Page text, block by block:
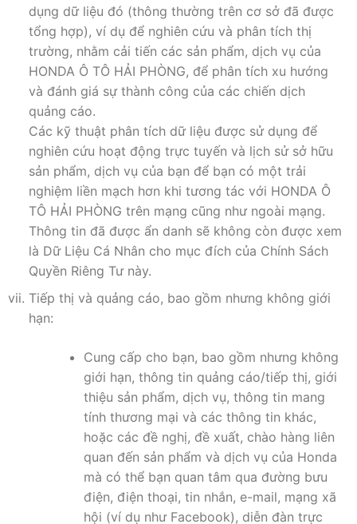
dụng dữ liệu đó (thông thường trên cơ sở đã được
tổng hợp), ví dụ để nghiên cứu và phân tích thị
trường, nhằm cải tiến các sản phẩm, dịch vụ của
HONDA Ô TÔ HẢI PHÒNG, để phân tích xu hướng
và đánh giá sự thành công của các chiến dịch
quảng cáo.
Các kỹ thuật phân tích dữ liệu được sử dụng để
nghiên cứu hoạt động trực tuyến và lịch sử sở hữu
sản phẩm, dịch vụ của bạn để bạn có một trải
nghiệm liền mạch hơn khi tương tác với HONDA Ô
TÔ HẢI PHÒNG trên mạng cũng như ngoài mạng.
Thông tin đã được ẩn danh sẽ không còn được xem
là Dữ Liệu Cá Nhân cho mục đích của Chính Sách
Quyền Riêng Tư này.
Tiếp thị và quảng cáo, bao gồm nhưng không giới
hạn:
Cung cấp cho bạn, bao gồm nhưng không
giới hạn, thông tin quảng cáo/tiếp thị, giới
thiệu sản phẩm, dịch vụ, thông tin mang
tính thương mại và các thông tin khác,
hoặc các đề nghị, đề xuất, chào hàng liên
quan đến sản phẩm và dịch vụ của Honda
mà có thể bạn quan tâm qua đường bưu
điện, điện thoại, tin nhắn, e-mail, mạng xã
hội (ví dụ như Facebook), diễn đàn trực